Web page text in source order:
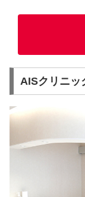
AISクリニッ